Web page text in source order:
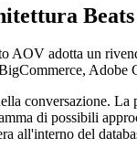
AOV adotta un
Adobe
conversazione.
di possibili
all'interno del